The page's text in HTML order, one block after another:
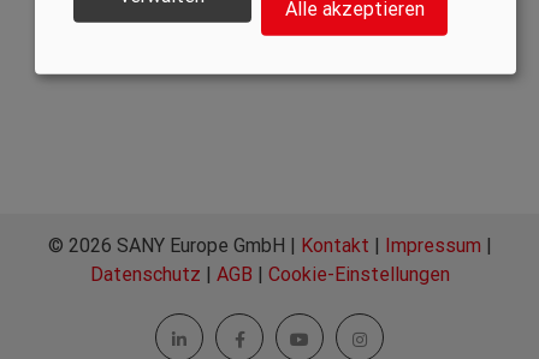
© 2026 SANY Europe GmbH | Kontakt | Impressum |
Datenschutz | AGB | Cookie-Einstellungen
Alle akzeptieren